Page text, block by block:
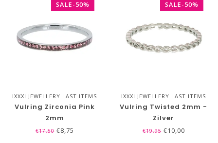
SALE-50%
IXXXI JEWELLERY LAST ITEMS
SALE!
Vulring Zirconia Pink
2mm
€17,50€8,75
SALE-50%
IXXXI JEWELLERY LAST ITEMS
SALE!
Vulring Twisted 2mm -
Zilver
€19,95€10,00